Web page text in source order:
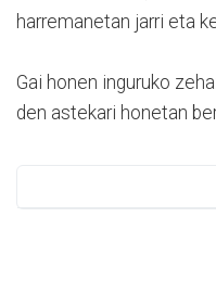
harremanetan jarri eta
Gai honen inguruko
den astekari honetan